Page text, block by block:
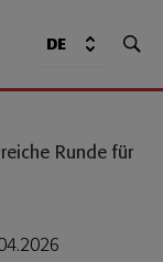
DE
Runde für